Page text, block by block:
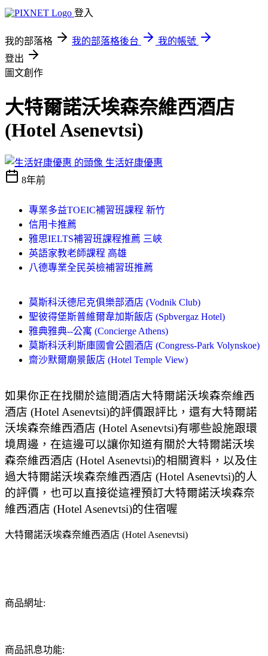
登入
我的部落格 我的部落格後台
我的帳號
登出
圖文創作
大特爾諾沃埃森奈維西酒店
(Hotel Asenevtsi)
生活好康優惠
8年前
專業多益TOEIC補習班課程 新竹
信用卡推薦
雅思IELTS補習班課程推薦 三峽
英語家教老師課程 高雄
八德專業全民英檢補習班推薦
莫斯科沃德尼克俱樂部酒店 (Vodnik Club)
聖彼得堡斯普維爾韋加斯飯店 (Spbvergaz Hotel)
雅典雅典--公寓 (Concierge Athens)
莫斯科沃利斯庫國會公園酒店 (Congress-Park Volynskoe)
齋沙默爾廟景飯店 (Hotel Temple View)
如果你正在找關於這間酒店大特爾諾沃埃森奈維西
酒店 (Hotel Asenevtsi)的評價跟評比，還有大特爾諾
沃埃森奈維西酒店 (Hotel Asenevtsi)有哪些設施跟環
境周邊，在這邊可以讓你知道有關於大特爾諾沃埃
森奈維西酒店 (Hotel Asenevtsi)的相關資料，以及住
過大特爾諾沃埃森奈維西酒店 (Hotel Asenevtsi)的人
的評價，也可以直接從這裡預訂大特爾諾沃埃森奈
維西酒店 (Hotel Asenevtsi)的住宿喔
大特爾諾沃埃森奈維西酒店 (Hotel Asenevtsi)
商品網址:
商品訊息功能: